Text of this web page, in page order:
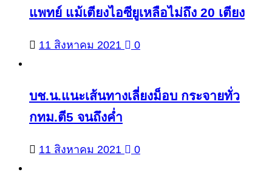
แพทย์ แม้เตียงไอซียูเหลือไม่ถึง 20 เตียง
11 สิงหาคม 2021 0
บช.น.แนะเส้นทางเลี่ยงม็อบ กระจายทั่ว
กทม.ตี5 จนถึงค่ำ
11 สิงหาคม 2021 0